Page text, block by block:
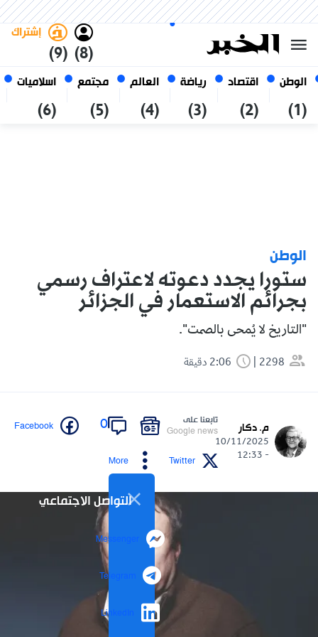
الوطن
(1)
اقتصاد
(2)
رياضة
(3)
العالم
(4)
مجتمع
(5)
اسلاميات
(6)
(8)
إشتراك
(9)
06 أغسطس 2026
الجزائر
الوطن
ستورا يجدد دعوته لاعتراف رسمي
بجرائم الاستعمار في الجزائر
"التاريخ لا يُمحى بالصمت".
2298
م. دكار
10/11/2025
- 12:33
تابعنا على
Google news
0
Facebook
Twitter
More
التواصل الاجتماعي
Messenger
Telegram
LinkedIn